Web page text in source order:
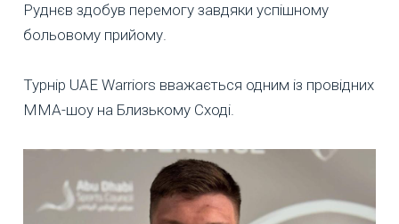
Руднєв здобув перемогу завдяки успішному
больовому прийому.
Турнір UAE Warriors вважається одним із провідних
ММА-шоу на Близькому Сході.